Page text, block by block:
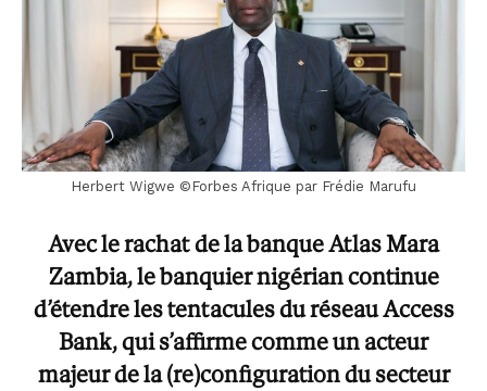
Herbert Wigwe ©Forbes Afrique par Frédie Marufu
Avec le rachat de la banque Atlas Mara
Zambia, le banquier nigérian continue
d’étendre les tentacules du réseau Access
Bank, qui s’affirme comme un acteur
majeur de la (re)configuration du secteur